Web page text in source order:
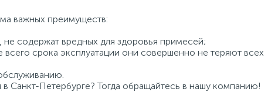
важных преимуществ:
не содержат вредных для здоровья примесей;
срока эксплуатации они совершенно не теряют всех
Санкт-Петербурге? Тогда обращайтесь в нашу компанию!